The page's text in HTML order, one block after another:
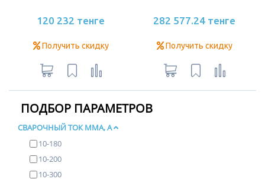
120 232 тенге
Получить скидку
282 577.24 тенге
Получить скидку
ПОДБОР ПАРАМЕТРОВ
СВАРОЧНЫЙ ТОК ММА, А
10-180
10-200
10-300